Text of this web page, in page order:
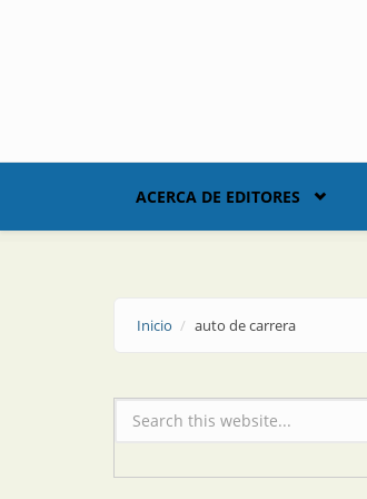
ACERCA DE EDITORES
Inicio auto de carrera
Formulario de búsqueda